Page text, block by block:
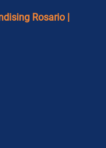
Rosario |